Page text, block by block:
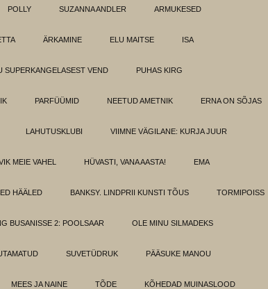
POLLY SUZANNA ANDLER ARMUKESED
ÄRKAMINE ELU MAITSE ISA
SUPERKANGELASEST VEND PUHAS KIRG
PARFÜÜMID NEETUD AMETNIK ERNA ON SÕJAS
LAHUTUSKLUBI VIIMNE VÄGILANE: KURJA JUUR
MEIE VAHEL HÜVASTI, VANA AASTA! EMA
HÄÄLED BANKSY. LINDPRII KUNSTI TÕUS TORMIPOISS
BUSANISSE 2: POOLSAAR OLE MINU SILMADEKS
SUVETÜDRUK PÄÄSUKE MANOU
MEES JA NAINE TÕDE KÕHEDAD MUINASLOOD